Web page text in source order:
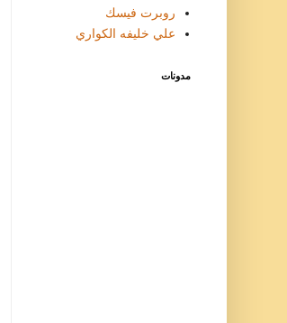
روبرت فيسك
علي خليفه الكواري
مدونات